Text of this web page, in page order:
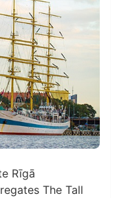
Rīgā
The Tall